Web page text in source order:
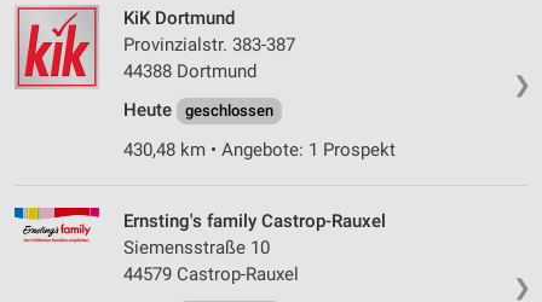
❯
KiK Dortmund
Provinzialstr. 383-387
44388 Dortmund
Heute
geschlossen
430,48 km • Angebote: 1 Prospekt
❯
Ernsting's family Castrop-Rauxel
Siemensstraße 10
44579 Castrop-Rauxel